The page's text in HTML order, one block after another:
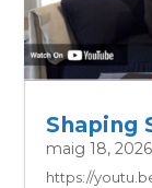
Shaping
maig 18, 2026
https://